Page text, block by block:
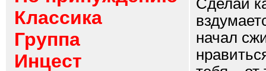
Классика
Группа
Инцест
начал